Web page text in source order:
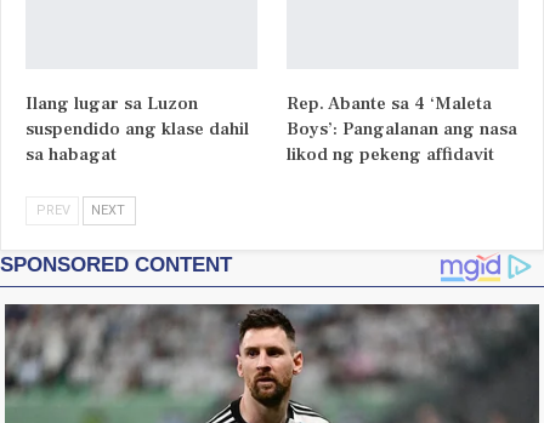
Ilang lugar sa Luzon
suspendido ang klase dahil
sa habagat
Rep. Abante sa 4 ‘Maleta
Boys’: Pangalanan ang nasa
likod ng pekeng affidavit
PREV NEXT